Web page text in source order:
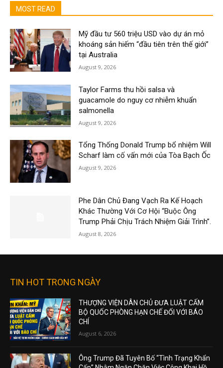
MOST READ
Mỹ đầu tư 560 triệu USD vào dự án mỏ
khoáng sản hiếm “đầu tiên trên thế giới”
tại Australia
August 9, 2026
Taylor Farms thu hồi salsa và
guacamole do nguy cơ nhiễm khuẩn
salmonella
August 9, 2026
Tổng Thống Donald Trump bổ nhiệm Will
Scharf làm cố vấn mới của Tòa Bạch Ốc
August 9, 2026
Phe Dân Chủ Đang Vạch Ra Kế Hoạch
Khác Thường Với Cơ Hội “Buộc Ông
Trump Phải Chịu Trách Nhiệm Giải Trình”.
August 8, 2026
TIN HOT TRONG NGÀY
THƯỢNG VIỆN DÂN CHỦ ĐƯA LUẬT CẤM
BỘ QUỐC PHÒNG HẠN CHẾ ĐỐI VỚI BÁO
CHÍ
August 6, 2026
Ông Trump Đã Tuyên Bố “Tình Trạng Khẩn